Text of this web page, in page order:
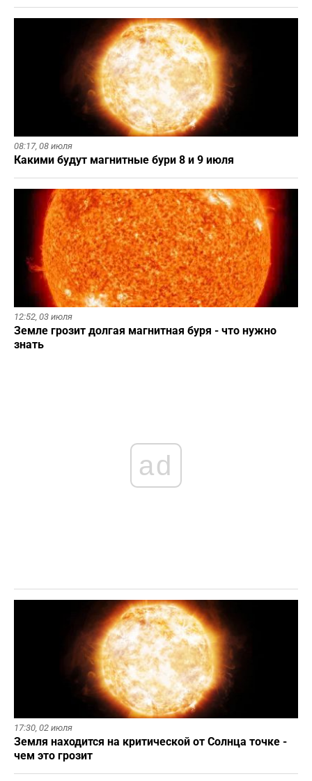
08:17, 08 июля
Какими будут магнитные бури 8 и 9 июля
12:52, 03 июля
Земле грозит долгая магнитная буря - что нужно
знать
ad
17:30, 02 июля
Земля находится на критической от Солнца точке -
чем это грозит